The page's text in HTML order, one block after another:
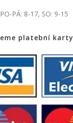
PÁ: 8-17, SO: 9-15
platební karty